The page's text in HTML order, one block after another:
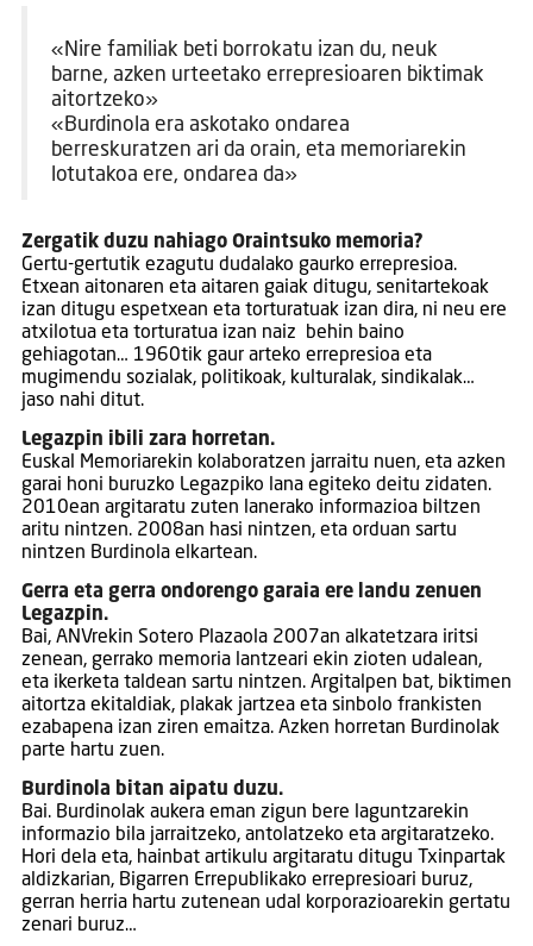
«Nire familiak beti borrokatu izan du, neuk
barne, azken urteetako errepresioaren biktimak
aitortzeko»
«Burdinola era askotako ondarea
berreskuratzen ari da orain, eta memoriarekin
lotutakoa ere, ondarea da»
Zergatik duzu nahiago Oraintsuko memoria?
Gertu-gertutik ezagutu dudalako gaurko errepresioa.
Etxean aitonaren eta aitaren gaiak ditugu, senitartekoak
izan ditugu espetxean eta torturatuak izan dira, ni neu ere
atxilotua eta torturatua izan naiz behin baino
gehiagotan… 1960tik gaur arteko errepresioa eta
mugimendu sozialak, politikoak, kulturalak, sindikalak…
jaso nahi ditut.
Legazpin ibili zara horretan.
Euskal Memoriarekin kolaboratzen jarraitu nuen, eta azken
garai honi buruzko Legazpiko lana egiteko deitu zidaten.
2010ean argitaratu zuten lanerako informazioa biltzen
aritu nintzen. 2008an hasi nintzen, eta orduan sartu
nintzen Burdinola elkartean.
Gerra eta gerra ondorengo garaia ere landu zenuen
Legazpin.
Bai, ANVrekin Sotero Plazaola 2007an alkatetzara iritsi
zenean, gerrako memoria lantzeari ekin zioten udalean,
eta ikerketa taldean sartu nintzen. Argitalpen bat, biktimen
aitortza ekitaldiak, plakak jartzea eta sinbolo frankisten
ezabapena izan ziren emaitza. Azken horretan Burdinolak
parte hartu zuen.
Burdinola bitan aipatu duzu.
Bai. Burdinolak aukera eman zigun bere laguntzarekin
informazio bila jarraitzeko, antolatzeko eta argitaratzeko.
Hori dela eta, hainbat artikulu argitaratu ditugu Txinpartak
aldizkarian, Bigarren Errepublikako errepresioari buruz,
gerran herria hartu zutenean udal korporazioarekin gertatu
zenari buruz…